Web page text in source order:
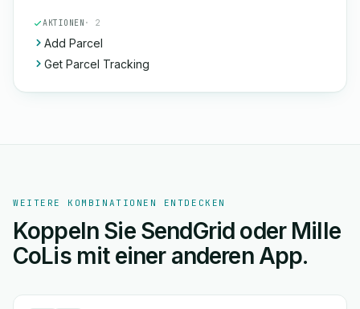
AKTIONEN · 2
Add Parcel
Get Parcel Tracking
WEITERE KOMBINATIONEN ENTDECKEN
Koppeln Sie SendGrid oder Mille
CoLis mit einer anderen App.